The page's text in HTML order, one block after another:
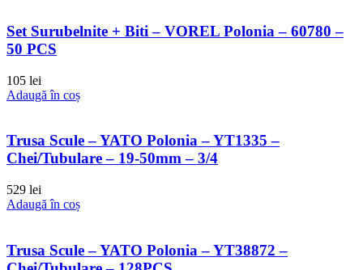
Set Surubelnite + Biti – VOREL Polonia – 60780 –
50 PCS
105 lei
Adaugă în coș
Trusa Scule – YATO Polonia – YT1335 –
Chei/Tubulare – 19-50mm – 3/4
529 lei
Adaugă în coș
Trusa Scule – YATO Polonia – YT38872 –